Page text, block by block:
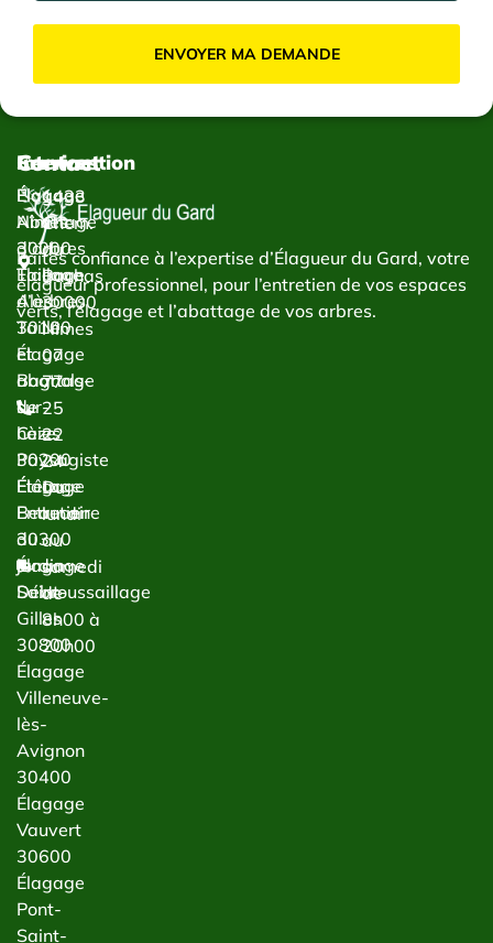
ENVOYER MA DEMANDE
Faites confiance à l’expertise d’Élagueur du Gard, votre
élagueur professionnel, pour l’entretien de vos espaces
verts, l’élagage et l’abattage de vos arbres.
Services
Élagage
Abattage
d’arbres
Taillage
d’arbres
Taille
et
abattage
de
haies
Paysagiste
Étêtage
Entretien
du
jardin
Débroussaillage
Intervention
Élagage
Nîmes
30000
Élagage
Alès
30100
Élagage
Bagnols-
sur-
Cèze
30200
Élagage
Beaucaire
30300
Élagage
Saint-
Gilles
30800
Élagage
Villeneuve-
lès-
Avignon
30400
Élagage
Vauvert
30600
Élagage
Pont-
Saint-
Contact
1433
Chem.
du
Bachas
30000
Nîmes
07
77
25
22
24
Du
lundi
au
samedi
de
8h00 à
20h00